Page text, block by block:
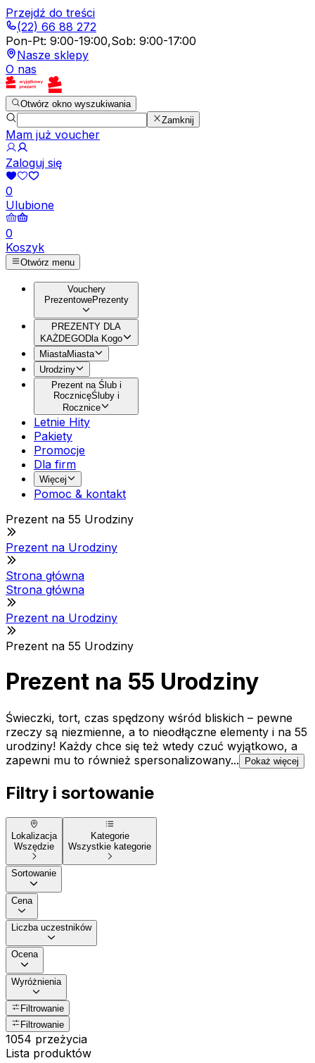
Przejdź do treści
(22) 66 88 272
Pon-Pt: 9:00-19:00,Sob: 9:00-17:00
Nasze sklepy
O nas
Otwórz okno wyszukiwania
Zamknij
Mam już voucher
Zaloguj się
0
Ulubione
0
Koszyk
Otwórz menu
Vouchery
PrezentowePrezenty
PREZENTY DLA
KAŻDEGODla Kogo
MiastaMiasta
Urodziny
Prezent na Ślub i
RocznicęŚluby i
Rocznice
Letnie Hity
Pakiety
Promocje
Dla firm
Więcej
Pomoc & kontakt
Prezent na 55 Urodziny
Prezent na Urodziny
Strona główna
Strona główna
Prezent na Urodziny
Prezent na 55 Urodziny
Prezent na 55 Urodziny
Świeczki, tort, czas spędzony wśród bliskich – pewne
rzeczy są niezmienne, a to nieodłączne elementy i na 55
urodziny! Każdy chce się też wtedy czuć wyjątkowo, a
zapewni mu to również spersonalizowany...
Pokaż więcej
Filtry i sortowanie
Lokalizacja
Wszędzie
Kategorie
Wszystkie kategorie
Sortowanie
Cena
Liczba uczestników
Ocena
Wyróżnienia
Filtrowanie
Filtrowanie
1054 przeżycia
Lista produktów